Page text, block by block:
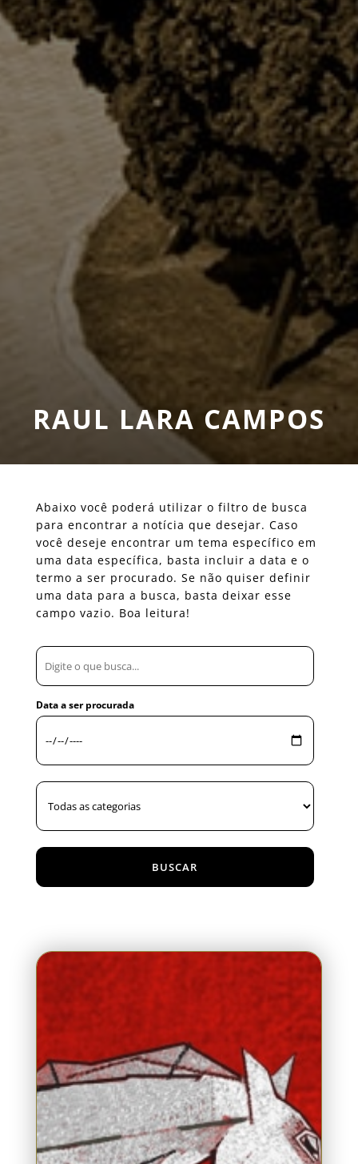
RAUL LARA CAMPOS
Abaixo você poderá utilizar o filtro de busca
para encontrar a notícia que desejar. Caso
você deseje encontrar um tema específico em
uma data específica, basta incluir a data e o
termo a ser procurado. Se não quiser definir
uma data para a busca, basta deixar esse
campo vazio. Boa leitura!